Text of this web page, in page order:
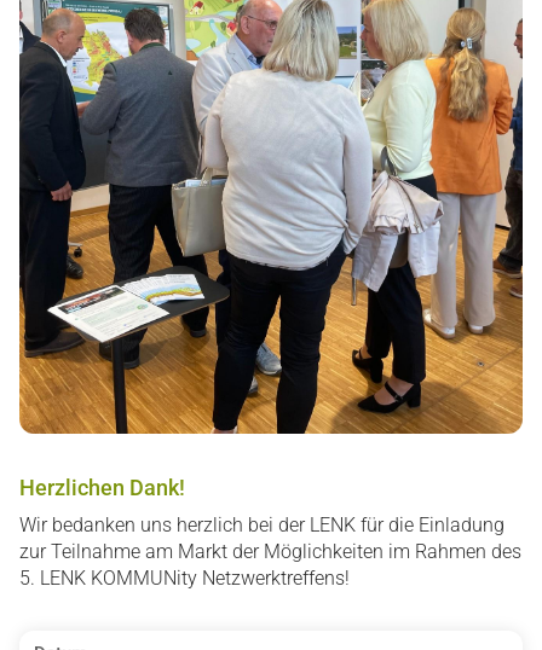
Herzlichen Dank!
Wir bedanken uns herzlich bei der LENK für die Einladung
zur Teilnahme am Markt der Möglichkeiten im Rahmen des
5. LENK KOMMUNity Netzwerktreffens!